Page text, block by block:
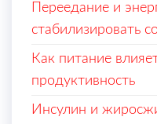
Переедание и
стабилизировать
Как питание
продуктивность
Инсулин и